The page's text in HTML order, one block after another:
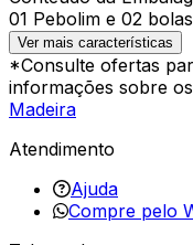
01 Pebolim e 02 bolas
Ver mais características
*Consulte ofertas
informações sobre
Madeira
Atendimento
Ajuda
Compre pelo